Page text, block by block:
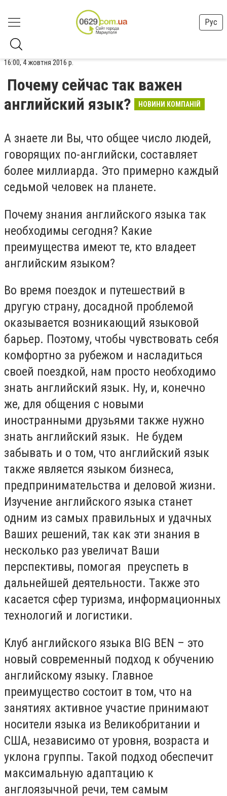
Рус
16:00, 4 жовтня 2016 р.
Почему сейчас так важен
английский язык?
НОВИНИ КОМПАНІЙ
А знаете ли Вы, что общее число людей,
говорящих по-английски, составляет
более миллиарда. Это примерно каждый
седьмой человек на планете.
Почему знания английского языка так
необходимы сегодня? Какие
преимущества имеют те, кто владеет
английским языком?
Во время поездок и путешествий в
другую страну, досадной проблемой
оказывается возникающий языковой
барьер. Поэтому, чтобы чувствовать себя
комфортно за рубежом и насладиться
своей поездкой, нам просто необходимо
знать английский язык. Ну, и, конечно
же, для общения с новыми
иностранными друзьями также нужно
знать английский язык. Не будем
забывать и о том, что английский язык
также является языком бизнеса,
предпринимательства и деловой жизни.
Изучение английского языка станет
одним из самых правильных и удачных
Ваших решений, так как эти знания в
несколько раз увеличат Ваши
перспективы, помогая преуспеть в
дальнейшей деятельности. Также это
касается сфер туризма, информационных
технологий и логистики.
Клуб английского языка BIG BEN – это
новый современный подход к обучению
английскому языку. Главное
преимущество состоит в том, что на
занятиях активное участие принимают
носители языка из Великобритании и
США, независимо от уровня, возраста и
уклона группы. Такой подход обеспечит
максимальную адаптацию к
англоязычной речи, тем самым